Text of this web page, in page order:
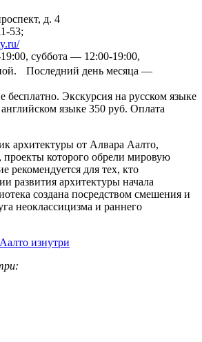
д. 4
53;
суббота — 12:00-19:00,
Последний день месяца —
бесплатно. Экскурсия на русском языке
языке 350 руб. Оплата
архитектуры от Алвара Аалто,
проекты которого обрели мировую
рекомендуется для тех, кто
развития архитектуры начала
создана посредством смешения и
неоклассицизма и раннего